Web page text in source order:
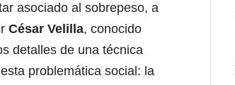
asociado al sobrepeso, a
César Velilla, conocido
detalles de una técnica
problemática social: la